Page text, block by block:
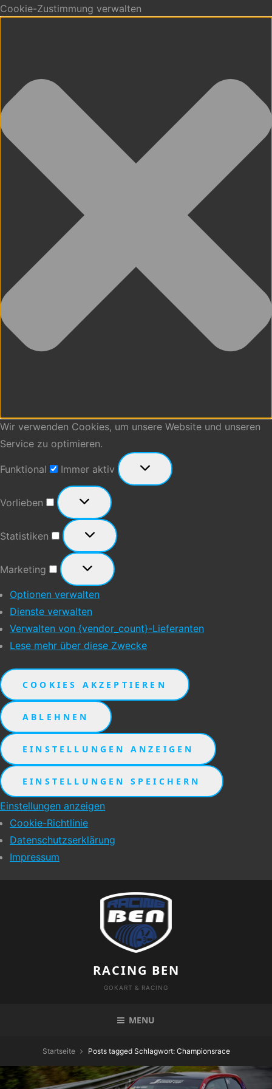
Cookie-Zustimmung verwalten
Wir verwenden Cookies, um unsere Website und unseren
Service zu optimieren.
Funktional Immer aktiv
Vorlieben
Vorlieben
Statistiken
Statistiken
Marketing
Marketing
Optionen verwalten
Dienste verwalten
Verwalten von {vendor_count}-Lieferanten
Lese mehr über diese Zwecke
COOKIES AKZEPTIEREN
ABLEHNEN
EINSTELLUNGEN ANZEIGEN
EINSTELLUNGEN SPEICHERN
Einstellungen anzeigen
Cookie-Richtlinie
Datenschutzserklärung
Impressum
RACING BEN
GOKART & RACING
MENU
Startseite Posts tagged Schlagwort: Championsrace